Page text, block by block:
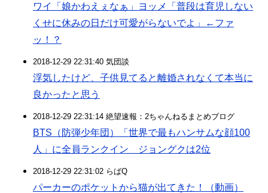
ワイ「娘かわえぇなぁ」ヨッメ「普段は育児しない
くせに休みの日だけ可愛がらないでよ」←ファ
ッ！？
2018-12-29 22:31:40 気団談
浮気したけど、子供見てると離婚されなくて本当に
良かったと思う
2018-12-29 22:31:14 絶望速報：2ちゃんねるまとめブログ
BTS（防弾少年団）「世界で最もハンサムな顔100
人」に全員ランクイン ジョングクは2位
2018-12-29 22:31:02 らばQ
パーカーのポケットから猫が出てきた！（動画）